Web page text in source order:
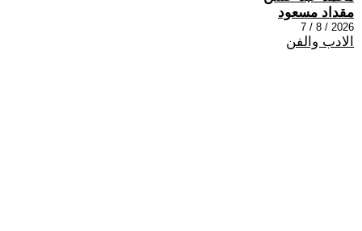
مقداد مسعود
2026 / 8 / 7
الادب والفن